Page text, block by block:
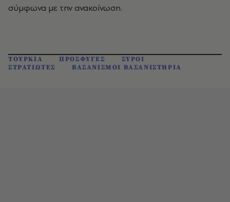
σύμφωνα με την ανακοίνωση.
ΤΟΥΡΚΙΑ ΠΡΟΣΦΥΓΕΣ
ΣΥΡΟΙ
ΣΤΡΑΤΙΩΤΕΣ
ΒΑΣΑΝΙΣΜΟΙ ΒΑΣΑΝΙΣΤΗΡΙΑ